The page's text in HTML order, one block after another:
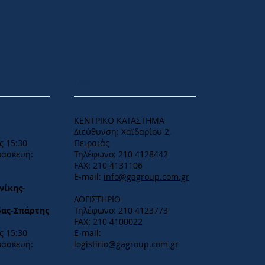
ΚΕΝΤΡΙΚΟ ΚΑΤΑΣΤΗΜΑ
Διεύθυνση: Χαϊδαρίου 2,
Πειραιάς
Τηλέφωνο: 210 4128442
FAX: 210 4131106
E-mail: info@gagroup.com.gr
ΛΟΓΙΣΤΗΡΙΟ
Τηλέφωνο: 210 4123773
FAX: 210 4100022
E-mail:
logistirio@gagroup.com.gr
15:30
Σπάρτης
15:30​